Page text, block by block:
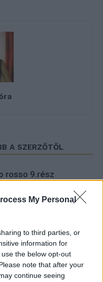
My Personal
to third parties, or
information for
the below opt-out
note that after your
continue seeing
A SZERZŐTŐL
rosso 9.rész